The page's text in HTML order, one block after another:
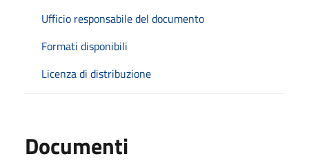
Ufficio responsabile del documento
Formati disponibili
Licenza di distribuzione
Documenti